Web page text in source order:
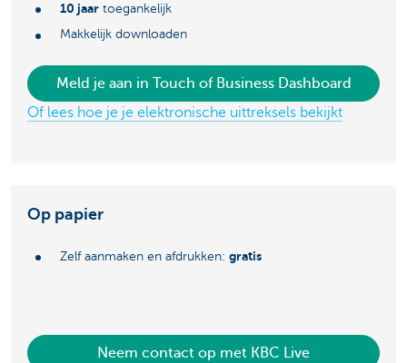
10 jaar toegankelijk
Makkelijk downloaden
Meld je aan in Touch of Business Dashboard
Of lees hoe je je elektronische uittreksels bekijkt
Op papier
Zelf aanmaken en afdrukken: gratis
Neem contact op met KBC Live